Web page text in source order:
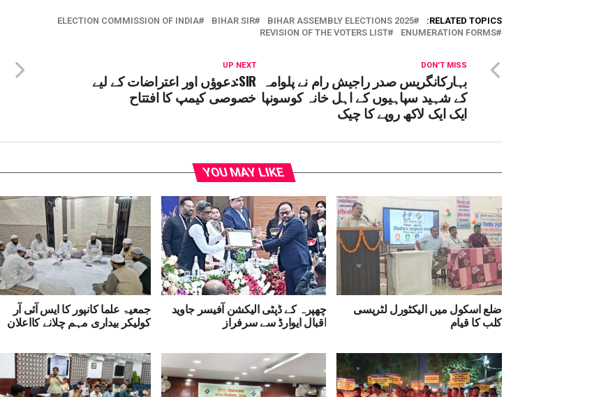
RELATED TOPICS:
BIHAR ASSEMBLY ELECTIONS 2025
BIHAR SIR
ELECTION COMMISSION OF INDIA
ENUMERATION FORMS
REVISION OF THE VOTERS LIST
UP NEXT
SIR:دعوؤں اور اعتراضات کے لیے
خصوصی کیمپ کا افتتاح
DON'T MISS
بہارکانگریس صدر راجیش رام نے پلوامہ
کے شہید سپاہیوں کے اہل خانہ کوسونپا
ایک ایک لاکھ روپے کا چیک
YOU MAY LIKE
ضلع اسکول میں الیکٹورل لٹریسی
کلب کا قیام
چھپرہ کے ڈپٹی الیکشن آفیسر جاوید
اقبال ایوارڈ سے سرفراز
جمعیۃ علما کانپور کا ایس آئی آر
کولیکر بیداری مہم چلانے کااعلان